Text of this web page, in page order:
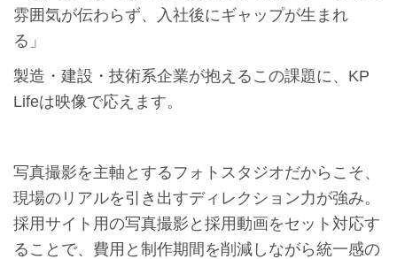
雰囲気が伝わらず、入社後にギャップが生まれ
る」
製造・建設・技術系企業が抱えるこの課題に、KP
Lifeは映像で応えます。
写真撮影を主軸とするフォトスタジオだからこそ、
現場のリアルを引き出すディレクション力が強み。
採用サイト用の写真撮影と採用動画をセット対応す
ることで、費用と制作期間を削減しながら統一感の